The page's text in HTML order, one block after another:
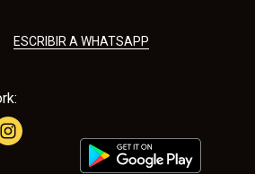
ESCRIBIR A WHATSAPP